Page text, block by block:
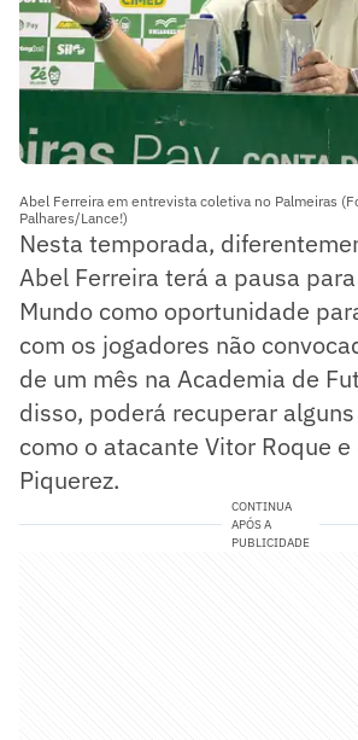
Abel Ferreira em entrevista coletiva no Palmeiras
Palhares/Lance!)
Nesta temporada,
Abel Ferreira terá a pausa
Mundo como oportunidade
com os jogadores não
de um mês na Academia de
disso, poderá recuperar
como o atacante Vitor Roque
Piquerez.
CONTINUA
APÓS A
PUBLICIDADE